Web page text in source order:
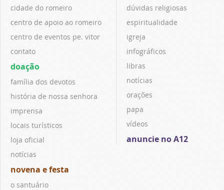
cidade do romeiro
centro de apoio ao romeiro
centro de eventos pe. vitor
contato
doação
família dos devotos
história de nossa senhora
imprensa
locais turísticos
loja oficial
notícias
novena e festa
o santuário
dúvidas religiosas
espiritualidade
igreja
infográficos
libras
notícias
orações
papa
vídeos
anuncie no A12